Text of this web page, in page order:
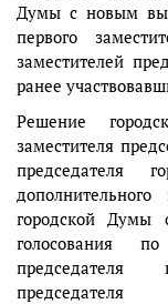
Думы с новым
первого
заместителей
ранее
Решение
заместителя
председателя
городской Думы
голосования
председателя